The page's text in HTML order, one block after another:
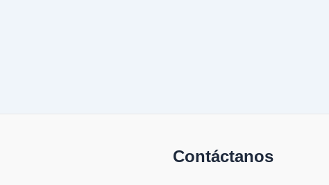
Contáctanos